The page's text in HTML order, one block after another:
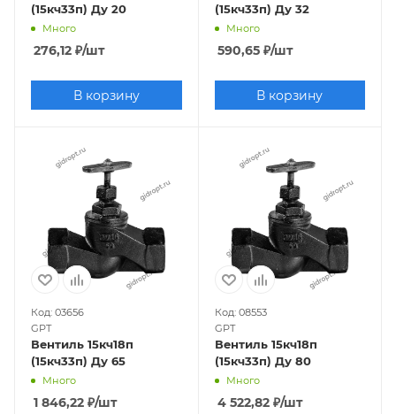
(15кч33п) Ду 20
Много
276,12 ₽/шт
В корзину
(15кч33п) Ду 32
Много
590,65₽/шт
В корзину
Код: 03656
GPT
Вентиль 15кч18п
(15кч33п) Ду 65
Много
1 846,22 ₽/шт
Код: 08553
GPT
Вентиль 15кч18п
(15кч33п) Ду 80
Много
4 522,82₽/шт